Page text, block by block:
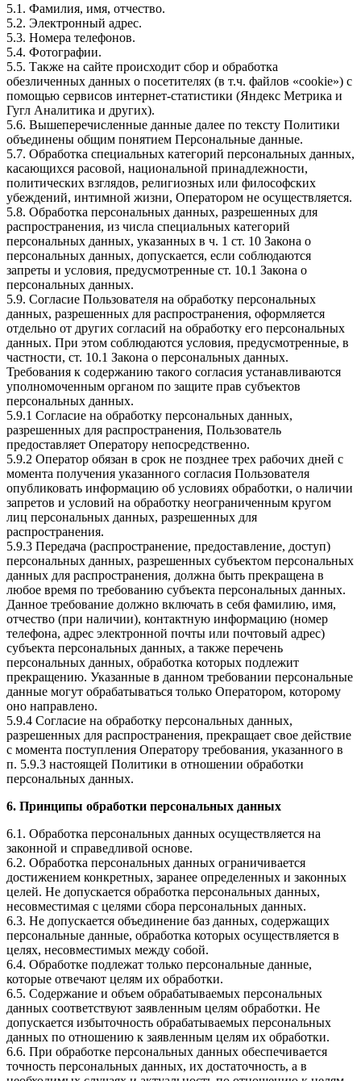
5.1. Фамилия, имя, отчество.
5.2. Электронный адрес.
5.3. Номера телефонов.
5.4. Фотографии.
5.5. Также на сайте происходит сбор и обработка
обезличенных данных о посетителях (в т.ч. файлов «cookie») с
помощью сервисов интернет-статистики (Яндекс Метрика и
Гугл Аналитика и других).
5.6. Вышеперечисленные данные далее по тексту Политики
объединены общим понятием Персональные данные.
5.7. Обработка специальных категорий персональных данных,
касающихся расовой, национальной принадлежности,
политических взглядов, религиозных или философских
убеждений, интимной жизни, Оператором не осуществляется.
5.8. Обработка персональных данных, разрешенных для
распространения, из числа специальных категорий
персональных данных, указанных в ч. 1 ст. 10 Закона о
персональных данных, допускается, если соблюдаются
запреты и условия, предусмотренные ст. 10.1 Закона о
персональных данных.
5.9. Согласие Пользователя на обработку персональных
данных, разрешенных для распространения, оформляется
отдельно от других согласий на обработку его персональных
данных. При этом соблюдаются условия, предусмотренные, в
частности, ст. 10.1 Закона о персональных данных.
Требования к содержанию такого согласия устанавливаются
уполномоченным органом по защите прав субъектов
персональных данных.
5.9.1 Согласие на обработку персональных данных,
разрешенных для распространения, Пользователь
предоставляет Оператору непосредственно.
5.9.2 Оператор обязан в срок не позднее трех рабочих дней с
момента получения указанного согласия Пользователя
опубликовать информацию об условиях обработки, о наличии
запретов и условий на обработку неограниченным кругом
лиц персональных данных, разрешенных для
распространения.
5.9.3 Передача (распространение, предоставление, доступ)
персональных данных, разрешенных субъектом персональных
данных для распространения, должна быть прекращена в
любое время по требованию субъекта персональных данных.
Данное требование должно включать в себя фамилию, имя,
отчество (при наличии), контактную информацию (номер
телефона, адрес электронной почты или почтовый адрес)
субъекта персональных данных, а также перечень
персональных данных, обработка которых подлежит
прекращению. Указанные в данном требовании персональные
данные могут обрабатываться только Оператором, которому
оно направлено.
5.9.4 Согласие на обработку персональных данных,
разрешенных для распространения, прекращает свое действие
с момента поступления Оператору требования, указанного в
п. 5.9.3 настоящей Политики в отношении обработки
персональных данных.
6. Принципы обработки персональных данных
6.1. Обработка персональных данных осуществляется на
законной и справедливой основе.
6.2. Обработка персональных данных ограничивается
достижением конкретных, заранее определенных и законных
целей. Не допускается обработка персональных данных,
несовместимая с целями сбора персональных данных.
6.3. Не допускается объединение баз данных, содержащих
персональные данные, обработка которых осуществляется в
целях, несовместимых между собой.
6.4. Обработке подлежат только персональные данные,
которые отвечают целям их обработки.
6.5. Содержание и объем обрабатываемых персональных
данных соответствуют заявленным целям обработки. Не
допускается избыточность обрабатываемых персональных
данных по отношению к заявленным целям их обработки.
6.6. При обработке персональных данных обеспечивается
точность персональных данных, их достаточность, а в